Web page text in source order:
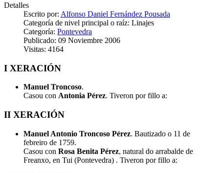
Detalles
Escrito por: Alfonso Daniel Fernández Pousada
Categoría de nivel principal o raíz: Linajes
Categoría: Pontevedra
Publicado: 09 Noviembre 2006
Visitas: 4164
I XERACIÓN
Manuel Troncoso.
Casou con Antonia Pérez. Tiveron por fillo a:
II XERACIÓN
Manuel Antonio Troncoso Pérez. Bautizado o 11 de
febreiro de 1759.
Casou con Rosa Benita Pérez, natural do arrabalde de
Freanxo, en Tui (Pontevedra) . Tiveron por fillo a: